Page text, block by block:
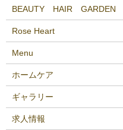
BEAUTY HAIR GARDEN
Rose Heart
Menu
ホームケア
ギャラリー
求人情報